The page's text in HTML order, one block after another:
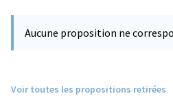
Aucune proposition ne
Voir toutes les propositions retirées